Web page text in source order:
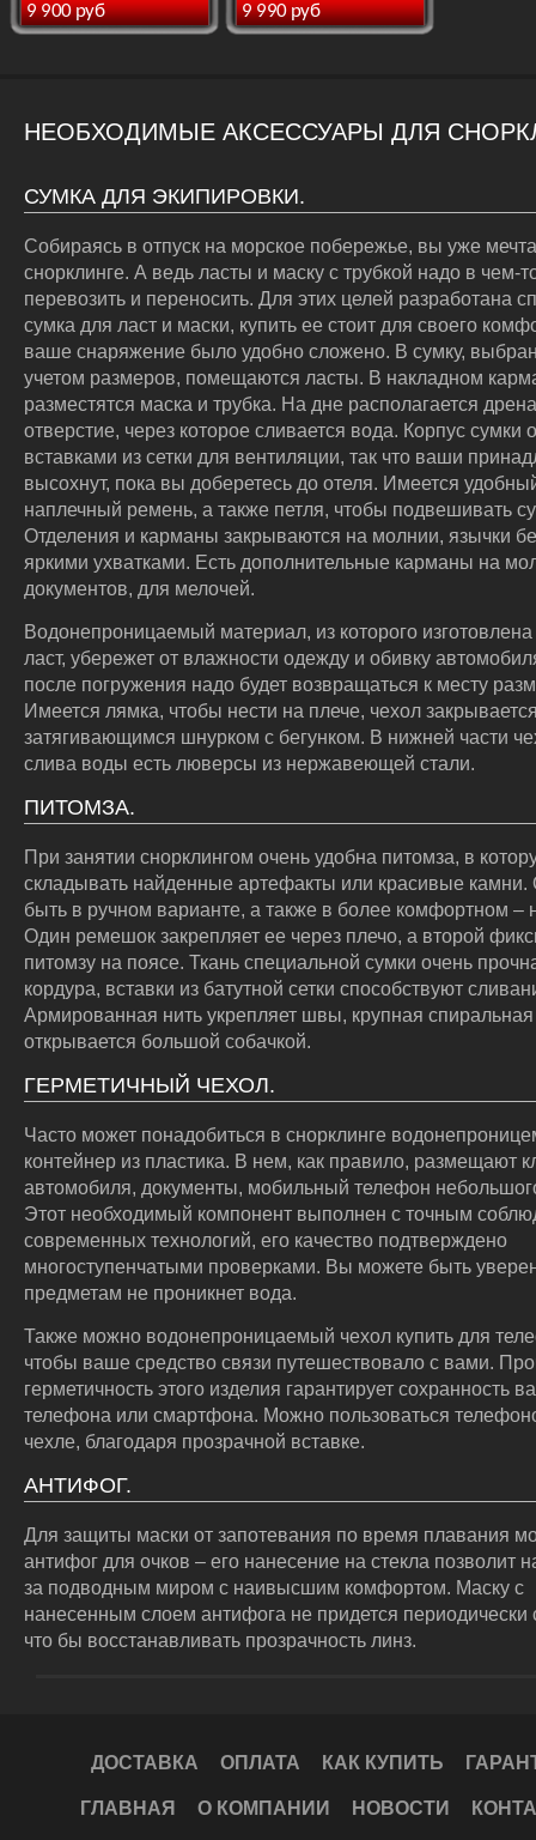
правая, -6.0 левая, -6.0
правая, -6.5 левая, -6.5
-6.0, -3.0, -1.0, -1.5, -2.0,
-2.5, -3.5, -4.0
9 900 руб 9 990 руб
НЕОБХОДИМЫЕ АКСЕССУАРЫ ДЛЯ
СУМКА ДЛЯ ЭКИПИРОВКИ.
Собираясь в отпуск на морское побережье, вы уже
снорклинге. А ведь ласты и маску с трубкой надо в чем-
перевозить и переносить. Для этих целей разработана
сумка для ласт и маски, купить ее стоит для своего
ваше снаряжение было удобно сложено. В сумку,
учетом размеров, помещаются ласты. В накладном
разместятся маска и трубка. На дне располагается
отверстие, через которое сливается вода. Корпус сумки
вставками из сетки для вентиляции, так что ваши
высохнут, пока вы доберетесь до отеля. Имеется
наплечный ремень, а также петля, чтобы подвешивать
Отделения и карманы закрываются на молнии, язычки
яркими ухватками. Есть дополнительные карманы на
документов, для мелочей.
Водонепроницаемый материал, из которого
ласт, убережет от влажности одежду и обивку
после погружения надо будет возвращаться к месту
Имеется лямка, чтобы нести на плече, чехол
затягивающимся шнурком с бегунком. В нижней части
слива воды есть люверсы из нержавеющей стали.
ПИТОМЗА.
При занятии снорклингом очень удобна питомза, в
складывать найденные артефакты или красивые
быть в ручном варианте, а также в более комфортном –
Один ремешок закрепляет ее через плечо, а второй
питомзу на поясе. Ткань специальной сумки очень
кордура, вставки из батутной сетки способствуют
Армированная нить укрепляет швы, крупная
открывается большой собачкой.
ГЕРМЕТИЧНЫЙ ЧЕХОЛ.
Часто может понадобиться в снорклинге
контейнер из пластика. В нем, как правило, размещают
автомобиля, документы, мобильный телефон
Этот необходимый компонент выполнен с точным
современных технологий, его качество подтверждено
многоступенчатыми проверками. Вы можете быть
предметам не проникнет вода.
Также можно водонепроницаемый чехол купить для
чтобы ваше средство связи путешествовало с вами.
герметичность этого изделия гарантирует сохранность
телефона или смартфона. Можно пользоваться
чехле, благодаря прозрачной вставке.
АНТИФОГ.
Для защиты маски от запотевания по время плавания
антифог для очков – его нанесение на стекла позволит
за подводным миром с наивысшим комфортом. Маску с
нанесенным слоем антифога не придется периодически
что бы восстанавливать прозрачность линз.
ДОСТАВКА ОПЛАТА КАК КУПИТЬ
ГЛАВНАЯ О КОМПАНИИ НОВОСТИ